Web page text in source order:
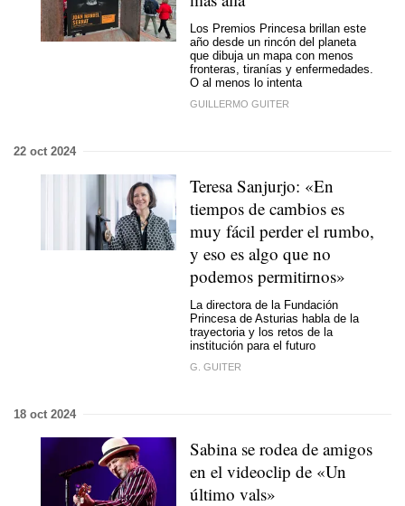
Los Premios Princesa brillan este
año desde un rincón del planeta
que dibuja un mapa con menos
fronteras, tiranías y enfermedades.
O al menos lo intenta
GUILLERMO GUITER
22 oct 2024
Teresa Sanjurjo: «En
tiempos de cambios es
muy fácil perder el rumbo,
y eso es algo que no
podemos permitirnos»
La directora de la Fundación
Princesa de Asturias habla de la
trayectoria y los retos de la
institución para el futuro
G. GUITER
18 oct 2024
Sabina se rodea de amigos
en el videoclip de «Un
último vals»